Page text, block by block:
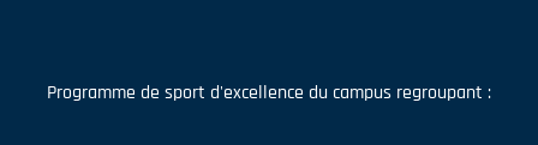
Programme de sport d'excellence du campus regroupant :